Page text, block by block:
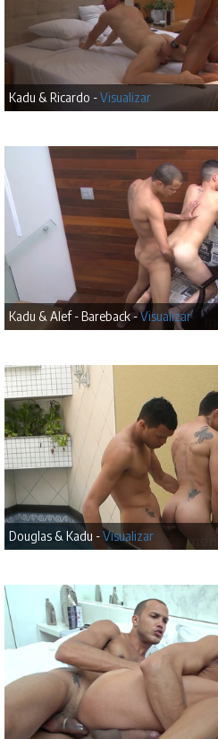
Kadu & Ricardo -Visualizar
Kadu & Alef - Bareback -Visualizar
Douglas & Kadu -Visualizar